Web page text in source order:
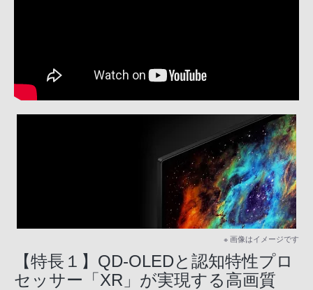
※ 画像はイメージです
【特長１】QD-OLEDと認知特性プロ
セッサー「XR」が実現する高画質